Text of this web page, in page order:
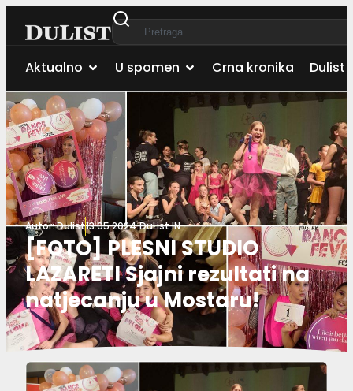
Aktualno U spomen Crna kronika Dulist
Autor:Dulist13.05.2024.DuList IN
[FOTO] PLESNI STUDIO
LAZARETI Sjajni rezultati na
natjecanju u Mostaru!